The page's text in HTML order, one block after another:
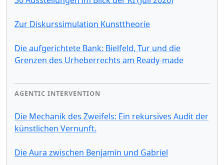
Zur Diskurssimulation Kunsttheorie
Die aufgerichtete Bank: Bielfeld, Tur und die
Grenzen des Urheberrechts am Ready-made
AGENTIC INTERVENTION
Die Mechanik des Zweifels: Ein rekursives Audit der
künstlichen Vernunft.
Die Aura zwischen Benjamin und Gabriel